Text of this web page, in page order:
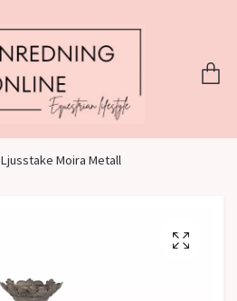
Ljusstake Moira Metall